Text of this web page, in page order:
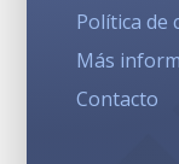
Política de
Más
Contacto